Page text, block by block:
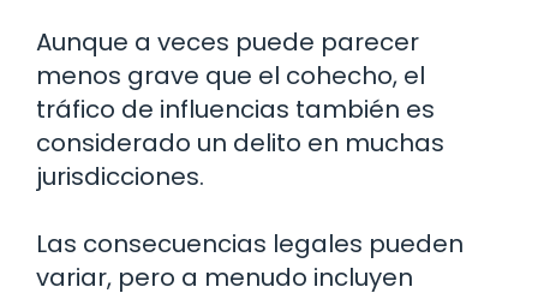
Aunque a veces puede parecer
menos grave que el cohecho, el
tráfico de influencias también es
considerado un delito en muchas
jurisdicciones.
Las consecuencias legales pueden
variar, pero a menudo incluyen